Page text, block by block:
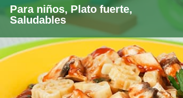
Para niños,Plato fuerte,
Saludables